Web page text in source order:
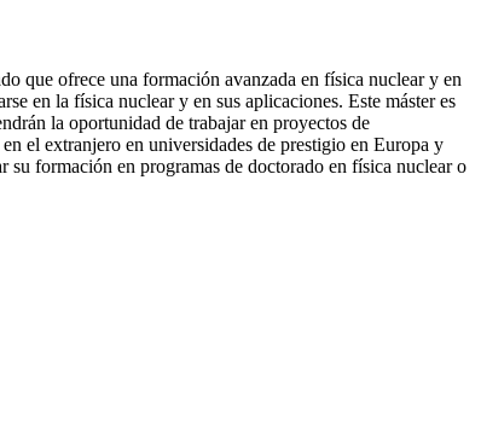
que ofrece una formación avanzada en física nuclear y en
en la física nuclear y en sus aplicaciones. Este máster es
la oportunidad de trabajar en proyectos de
el extranjero en universidades de prestigio en Europa y
su formación en programas de doctorado en física nuclear o